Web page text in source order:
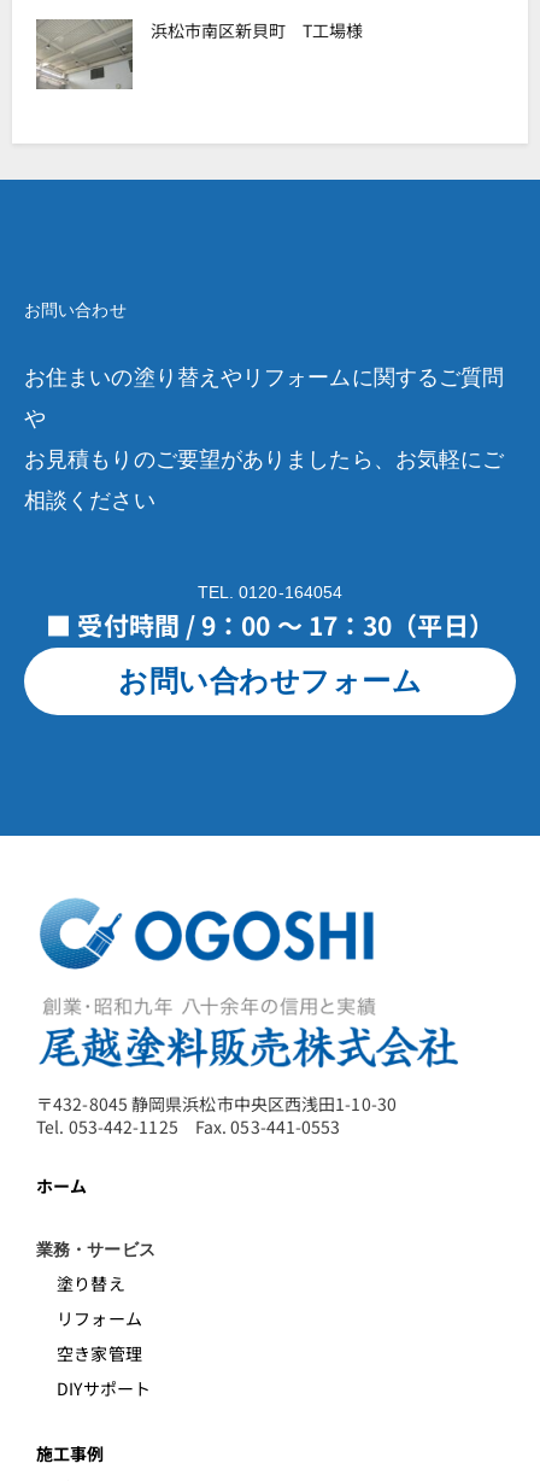
浜松市南区新貝町 T工場様
お問い合わせ
お住まいの塗り替えやリフォームに関するご質問
や
お見積もりのご要望がありましたら、お気軽にご
相談ください
TEL. 0120-164054
■ 受付時間 / 9：00 ～ 17：30（平日）
お問い合わせフォーム
〒432-8045 静岡県浜松市中央区西浅田1-10-30
Tel. 053-442-1125 Fax. 053-441-0553
ホーム
業務・サービス
塗り替え
リフォーム
空き家管理
DIYサポート
施工事例